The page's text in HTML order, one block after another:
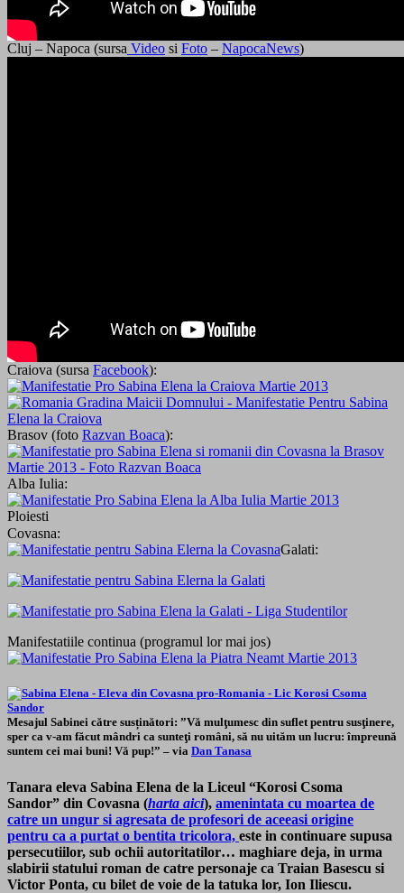
Cluj – Napoca (sursa Video si Foto – NapocaNews)
Craiova (sursa Facebook):
Brasov (foto Razvan Boaca):
Alba Iulia:
Ploiesti
Covasna:
Galati:
Manifestatiile continua (programul lor mai jos)
Mesajul Sabinei către susținători: ”Vă mulţumesc din suflet pentru susţinere,
sper ca v-am făcut mândri ca sunteţi români, să nu uităm un lucru: împreună
suntem cei mai buni! Vă pup!” – via Dan Tanasa
Tanara eleva Sabina Elena de la Liceul “Korosi Csoma
Sandor” din Covasna (harta aici), amenintata cu moartea de
catre un ungur si agresata de profesori de aceeasi origine
pentru ca a purtat o bentita tricolora, este in continuare supusa
persecutiilor, sub ochii autoritatilor… maghiare deja, in urma
slabirii statului roman de catre personaje ca Traian Basescu si
Victor Ponta, cu bilet de voie de la tatuka lor, Ion Iliescu.